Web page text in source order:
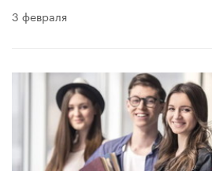
3 февраля